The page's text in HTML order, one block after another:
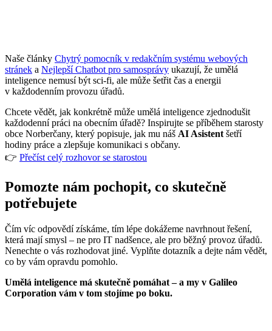
Naše články Chytrý pomocník v redakčním systému webových
stránek a Nejlepší Chatbot pro samosprávy ukazují, že umělá
inteligence nemusí být sci-fi, ale může šetřit čas a energii
v každodenním provozu úřadů.
Chcete vědět, jak konkrétně může umělá inteligence zjednodušit
každodenní práci na obecním úřadě? Inspirujte se příběhem starosty
obce Norberčany, který popisuje, jak mu náš AI Asistent šetří
hodiny práce a zlepšuje komunikaci s občany.
👉 Přečíst celý rozhovor se starostou
Pomozte nám pochopit, co skutečně
potřebujete
Čím víc odpovědí získáme, tím lépe dokážeme navrhnout řešení,
která mají smysl – ne pro IT nadšence, ale pro běžný provoz úřadů.
Nenechte o vás rozhodovat jiné. Vyplňte dotazník a dejte nám vědět,
co by vám opravdu pomohlo.
Umělá inteligence má skutečně pomáhat – a my v Galileo
Corporation vám v tom stojíme po boku.